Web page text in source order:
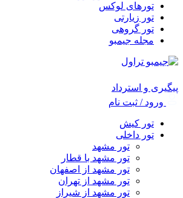
تورهای لوکس
تور زیارتی
تور گروهی
مجله جیمبو
پیگیری و استرداد
ورود / ثبت نام
تور کیش
تور داخلی
تور مشهد
تور مشهد با قطار
تور مشهد از اصفهان
تور مشهد از تهران
تور مشهد از شیراز